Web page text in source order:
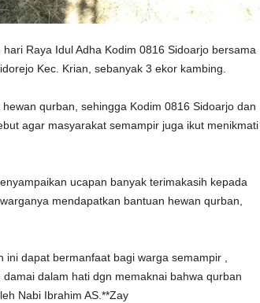
Raya Idul Adha Kodim 0816 Sidoarjo bersama
Kec. Krian, sebanyak 3 ekor kambing.
qurban, sehingga Kodim 0816 Sidoarjo dan
agar masyarakat semampir juga ikut menikmati
ucapan banyak terimakasih kepada
mendapatkan bantuan hewan qurban,
dapat bermanfaat bagi warga semampir ,
dalam hati dgn memaknai bahwa qurban
Nabi Ibrahim AS.**Zay